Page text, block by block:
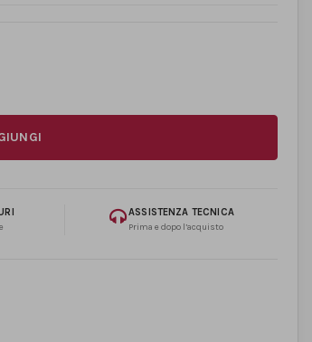
ASSISTENZA TECNICA
Prima e dopo l’acquisto